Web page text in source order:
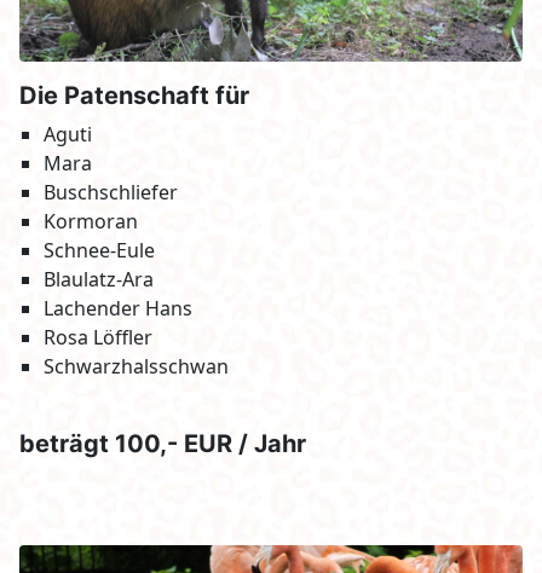
Die Patenschaft für
Aguti
Mara
Buschschliefer
Kormoran
Schnee-Eule
Blaulatz-Ara
Lachender Hans
Rosa Löffler
Schwarzhalsschwan
beträgt 100,- EUR / Jahr